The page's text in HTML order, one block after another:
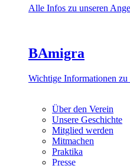
Alle Infos zu unseren
BAmigra
Wichtige Informationen zu
Über den Verein
Unsere Geschichte
Mitglied werden
Mitmachen
Praktika
Presse